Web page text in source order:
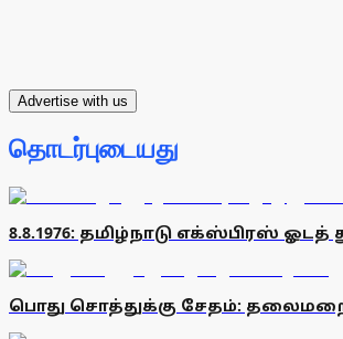
Advertise with us
தொடர்புடையது
8.8.1976: தமிழ்நாடு எக்ஸ்பிரஸ் ஓடத்
பொது சொத்துக்கு சேதம்: